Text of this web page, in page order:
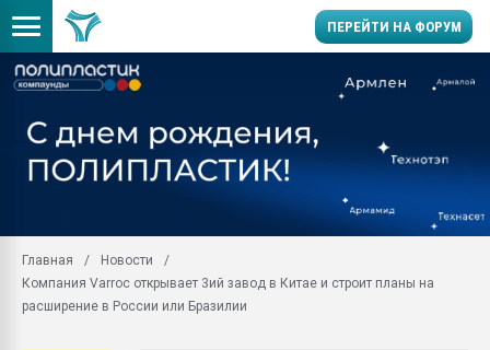
ПЕРЕЙТИ НА ФОРУМ
Вакуум-формовочные
28.07.2026
Главная
Новости
Компания Varroc открывает 3ий завод в Китае и строит планы на
расширение в России или Бразилии